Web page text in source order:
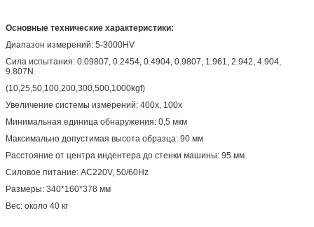
Основные технические характеристики:
Диапазон измерений: 5-3000HV
Сила испытания: 0.09807, 0.2454, 0.4904, 0.9807, 1.961, 2.942, 4.904,
9.807N
(10,25,50,100,200,300,500,1000kgf)
Увеличение системы измерений: 400x, 100x
Минимальная единица обнаружения: 0,5 мкм
Максимально допустимая высота образца: 90 мм
Расстояние от центра индентера до стенки машины: 95 мм
Силовое питание: AC220V, 50/60Hz
Размеры: 340*160*378 мм
Вес: около 40 кг